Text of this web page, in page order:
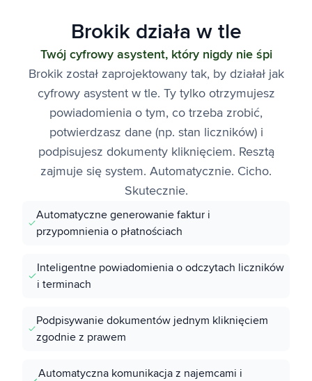
Brokik działa w tle
Twój cyfrowy asystent, który nigdy nie śpi
Brokik został zaprojektowany tak, by działał jak
cyfrowy asystent w tle. Ty tylko otrzymujesz
powiadomienia o tym, co trzeba zrobić,
potwierdzasz dane (np. stan liczników) i
podpisujesz dokumenty kliknięciem. Resztą
zajmuje się system. Automatycznie. Cicho.
Skutecznie.
Automatyczne generowanie faktur i
przypomnienia o płatnościach
Inteligentne powiadomienia o odczytach liczników
i terminach
Podpisywanie dokumentów jednym kliknięciem
zgodnie z prawem
Automatyczna komunikacja z najemcami i